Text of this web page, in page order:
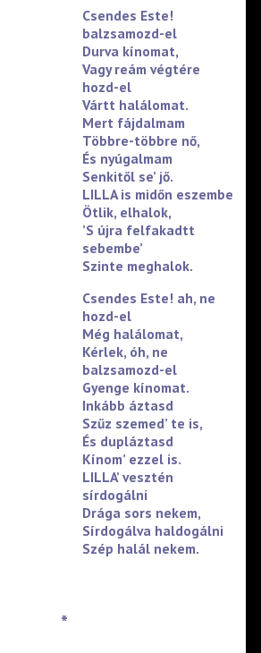
Csendes Este!
balzsamozd-el
Durva kínomat,
Vagy reám végtére
hozd-el
Vártt halálomat.
Mert fájdalmam
Többre-többre nő,
És nyúgalmam
Senkitől se’ jő.
LILLA is midőn eszembe
Ötlik, elhalok,
’S újra felfakadtt
sebembe’
Szinte meghalok.
Csendes Este! ah, ne
hozd-el
Még halálomat,
Kérlek, óh, ne
balzsamozd-el
Gyenge kínomat.
Inkább áztasd
Szűz szemed’ te is,
És dupláztasd
Kínom’ ezzel is.
LILLA’ vesztén
sírdogálni
Drága sors nekem,
Sírdogálva haldogálni
Szép halál nekem.
*